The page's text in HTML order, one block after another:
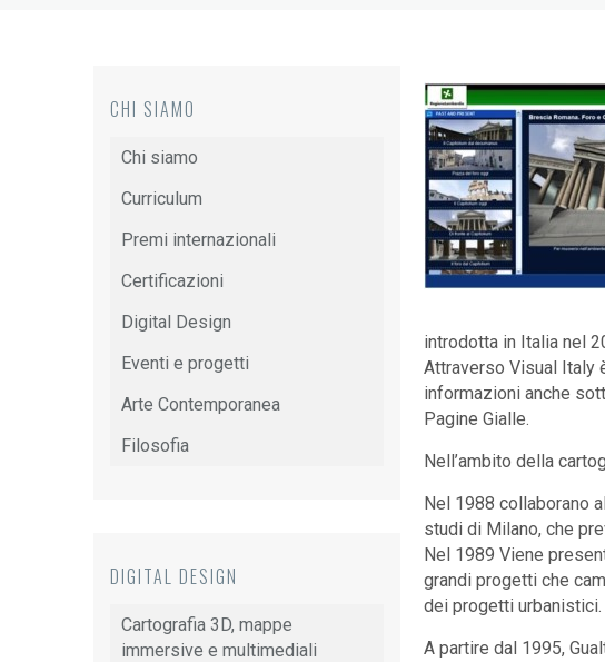
introdotta in Italia nel
Attraverso Visual Italy
informazioni anche
Pagine Gialle.
Nell’ambito della
Nel 1988 collaborano
studi di Milano, che
Nel 1989 Viene
grandi progetti che
dei progetti urbanistici.
A partire dal 1995,
CHI SIAMO
Chi siamo
Curriculum
Premi internazionali
Certificazioni
Digital Design
Eventi e progetti
Arte Contemporanea
Filosofia
DIGITAL DESIGN
Cartografia 3D, mappe
immersive e multimediali